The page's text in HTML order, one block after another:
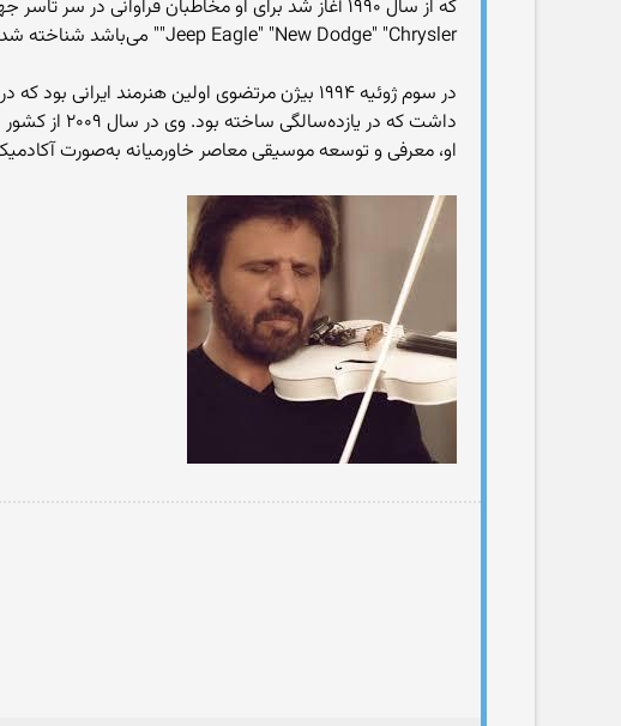
"Jeep Eagle" "New Dodge" "Chrysler" می‌باشد شناخته شده و مورد احترام است.
او، معرفی و توسعه موسیقی معاصر خاورمیانه به‌صورت